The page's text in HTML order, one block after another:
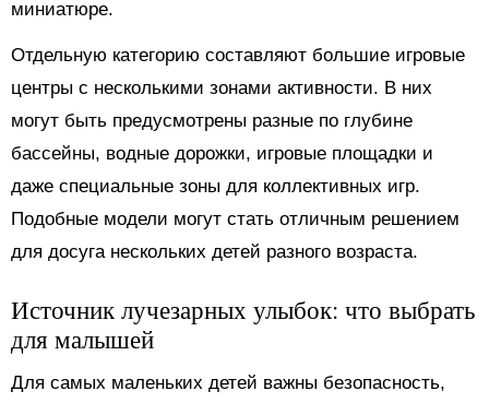
миниатюре.
Отдельную категорию составляют большие игровые
центры с несколькими зонами активности. В них
могут быть предусмотрены разные по глубине
бассейны, водные дорожки, игровые площадки и
даже специальные зоны для коллективных игр.
Подобные модели могут стать отличным решением
для досуга нескольких детей разного возраста.
Источник лучезарных улыбок: что выбрать
для малышей
Для самых маленьких детей важны безопасность,